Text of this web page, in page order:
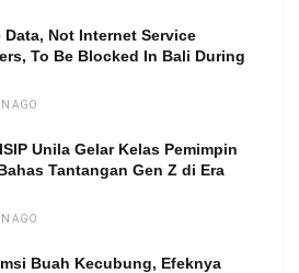
Data, Not Internet Service
To Be Blocked In Bali During
AGO
Unila Gelar Kelas Pemimpin
Tantangan Gen Z di Era
AGO
Buah Kecubung, Efeknya